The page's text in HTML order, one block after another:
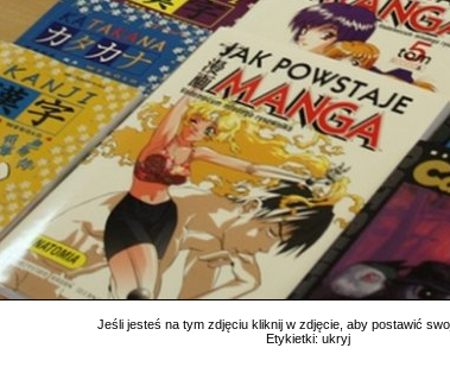
Jeśli jesteś na tym zdjęciu kliknij w zdjęcie, aby postawić
Etykietki: ukryj